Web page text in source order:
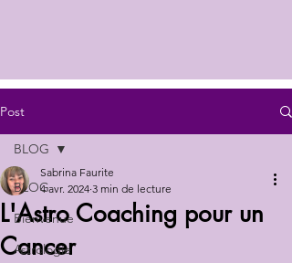
Post
BLOG
Bienvenue
Astrologie
BLOG
L'Astro Coaching pour un
Cancer
Sabrina Faurite
4 avr. 2024 3 min de lecture